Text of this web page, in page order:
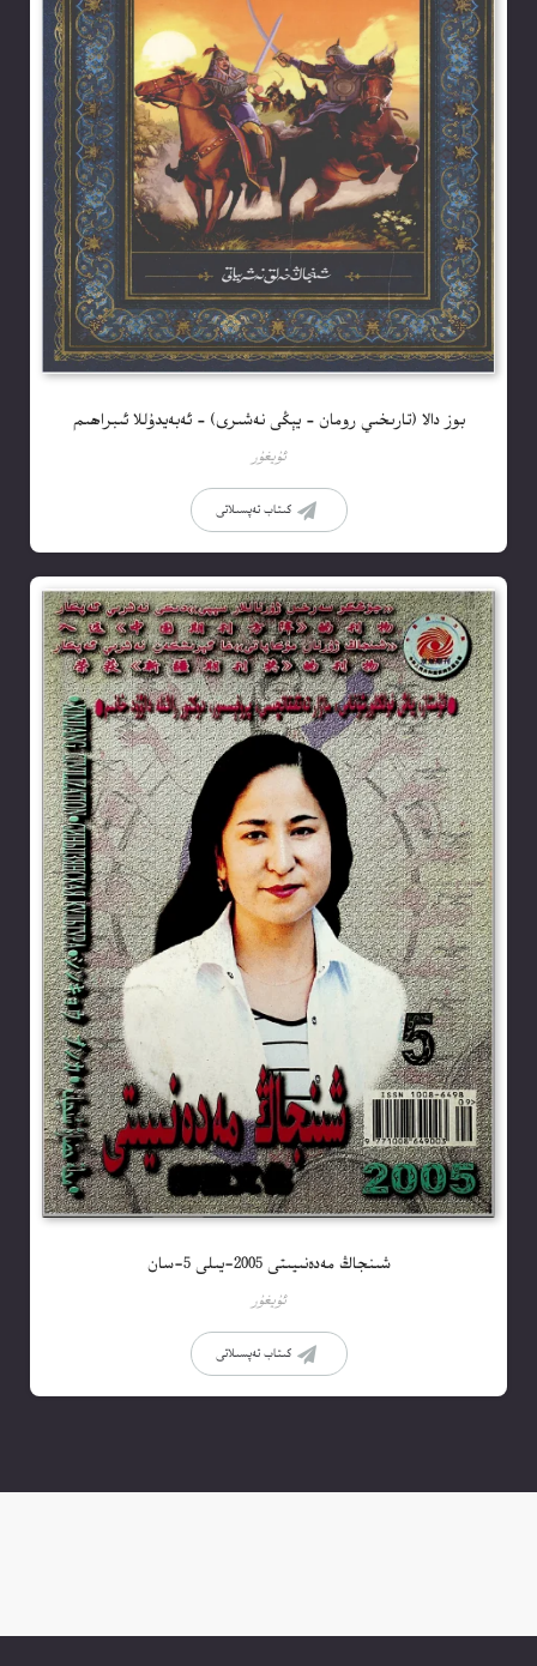
بوز دالا (تارىخىي رومان – يېڭى نەشىرى) – ئەبەيدۇللا ئىبراھىم
ئۇيغۇر
كىتاب تەپسىلاتى
شىنجاڭ مەدەنىيىتى 2005-يىلى 5-سان
ئۇيغۇر
كىتاب تەپسىلاتى